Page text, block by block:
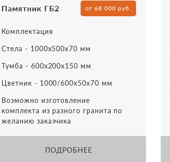
Памятник ГБ2 от 68 000 руб.
Комплектация
Стела - 1000х500х70 мм
Тумба - 600х200х150 мм
Цветник - 1000/600х50х70 мм
Возможно изготовление
комплекта из разного гранита по
желанию заказчика
ПОДРОБНЕЕ